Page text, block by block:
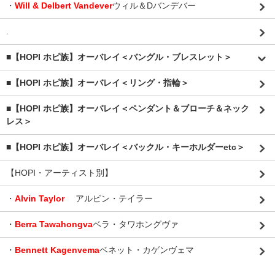
・ Will & Delbert Vandeverウィル＆Dバンデバー
.
■【HOPI ホピ族】オーバレイ＜バングル・ブレスレット＞
■【HOPI ホピ族】オーバレイ＜リング・指輪＞
■【HOPI ホピ族】オーバレイ＜ペンダント＆ブローチ＆ネック
レス＞
■【HOPI ホピ族】オーバレイ＜バックル・キーホルダーetc＞
【HOPI・アーティスト別】
・ Alvin Taylor アルビン・テイラー
・ Berra Tawahongvaベラ・タワホングヴァ
・ Bennett Kagenvemaベネット・カゲンヴェマ